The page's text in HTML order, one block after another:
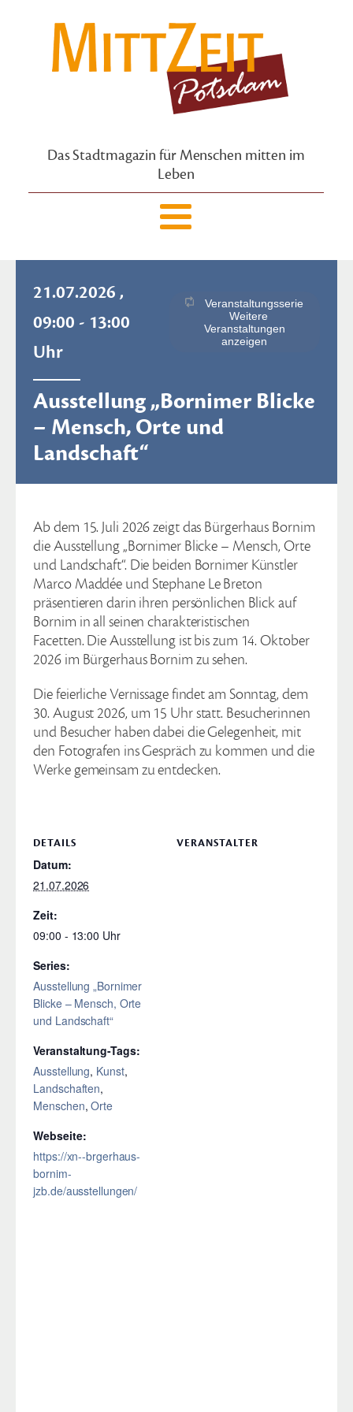
Das Stadtmagazin für Menschen mitten im
Leben
21.07.2026 ,
09:00 - 13:00
Uhr
Veranstaltungsserie
Weitere
Veranstaltungen
anzeigen
Ausstellung „Bornimer Blicke
– Mensch, Orte und
Landschaft“
Ab dem 15. Juli 2026 zeigt das Bürgerhaus Bornim
die Ausstellung „Bornimer Blicke – Mensch, Orte
und Landschaft“. Die beiden Bornimer Künstler
Marco Maddée und Stephane Le Breton
präsentieren darin ihren persönlichen Blick auf
Bornim in all seinen charakteristischen
Facetten. Die Ausstellung ist bis zum 14. Oktober
2026 im Bürgerhaus Bornim zu sehen.
Die feierliche Vernissage findet am Sonntag, dem
30. August 2026, um 15 Uhr statt. Besucherinnen
und Besucher haben dabei die Gelegenheit, mit
den Fotografen ins Gespräch zu kommen und die
Werke gemeinsam zu entdecken.
DETAILS
Datum:
21.07.2026
Zeit:
09:00 - 13:00
Series:
Ausstellung „Bornimer
Blicke – Mensch, Orte
und Landschaft“
Veranstaltung-Tags:
Ausstellung, Kunst,
Landschaften,
Menschen,Orte
Webseite:
https://xn--brgerhaus-
bornim-
jzb.de/ausstellungen/
VERANSTALTER